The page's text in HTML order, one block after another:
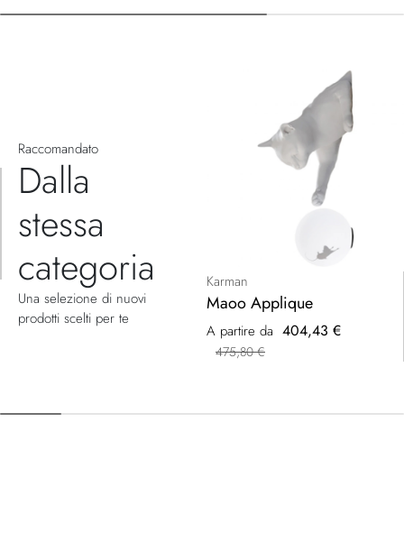
Raccomandato
Dalla
stessa
categoria
Una selezione di nuovi
prodotti scelti per te
Karman
Maoo Applique
A partire da 404,43 €
475,80 €